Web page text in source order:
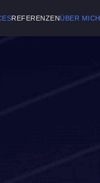
REFERENZENÜBER MICH